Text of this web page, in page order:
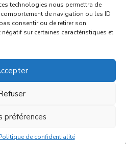
technologies nous permettra de
de navigation ou les ID
consentir ou de retirer son
sur certaines caractéristiques et
préférences
de confidentialité
de réparation
Politique de confidentialité